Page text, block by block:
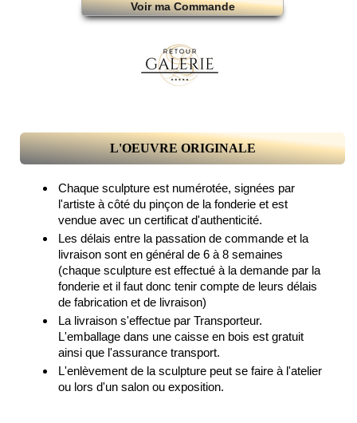
Voir ma Commande
L'OEUVRE ORIGINALE
Chaque sculpture est numérotée, signées par
l'artiste à côté du pinçon de la fonderie et est
vendue avec un certificat d'authenticité.
Les délais entre la passation de commande et la
livraison sont en général de 6 à 8 semaines
(chaque sculpture est effectué à la demande par la
fonderie et il faut donc tenir compte de leurs délais
de fabrication et de livraison)
La livraison s'effectue par Transporteur.
L'emballage dans une caisse en bois est gratuit
ainsi que l'assurance transport.
L'enlèvement de la sculpture peut se faire à l'atelier
ou lors d'un salon ou exposition.